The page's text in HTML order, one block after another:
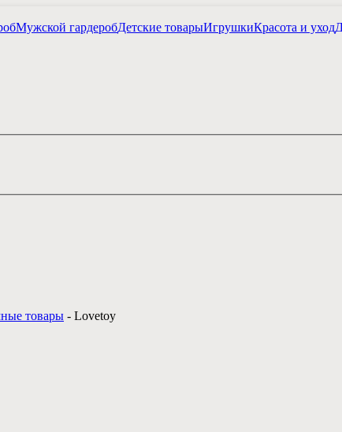
Мужской гардеробДетские товарыИгрушкиКрасота и уход
товары - Lovetoy